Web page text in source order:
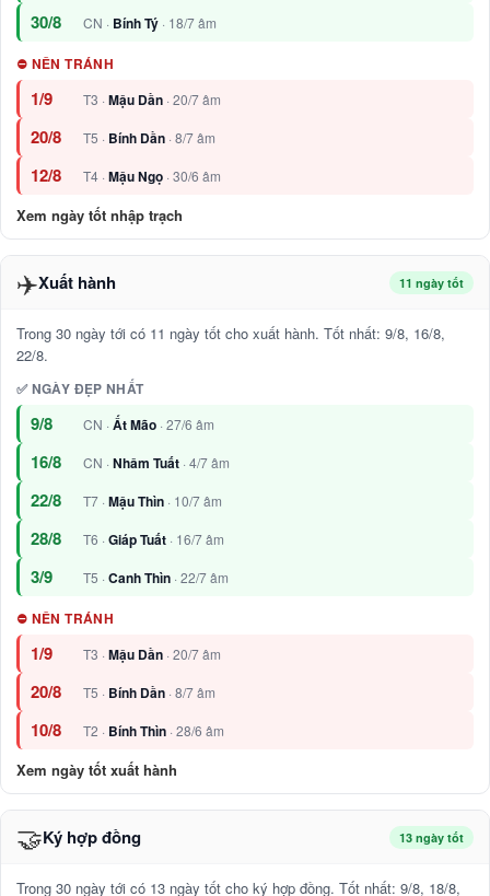
30/8 CN · Bính Tý · 18/7 âm
⛔ NÊN TRÁNH
1/9 T3 ·Mậu Dần · 20/7 âm
20/8 T5 · Bính Dần · 8/7 âm
12/8 T4 ·Mậu Ngọ · 30/6 âm
Xem ngày tốt nhập trạch
✈️Xuất hành 11 ngày tốt
Trong 30 ngày tới có 11 ngày tốt cho xuất hành. Tốt nhất: 9/8, 16/8,
22/8.
✅ NGÀY ĐẸP NHẤT
9/8 CN · Ất Mão · 27/6 âm
16/8 CN · Nhâm Tuất · 4/7 âm
22/8 T7 · Mậu Thìn · 10/7 âm
28/8 T6 · Giáp Tuất · 16/7 âm
3/9 T5 · Canh Thìn · 22/7 âm
⛔ NÊN TRÁNH
1/9 T3 ·Mậu Dần · 20/7 âm
20/8 T5 · Bính Dần · 8/7 âm
10/8 T2 · Bính Thìn · 28/6 âm
Xem ngày tốt xuất hành
🤝Ký hợp đồng 13 ngày tốt
Trong 30 ngày tới có 13 ngày tốt cho ký hợp đồng. Tốt nhất: 9/8, 18/8,